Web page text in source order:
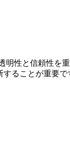
性と信頼性を
ることが重要で